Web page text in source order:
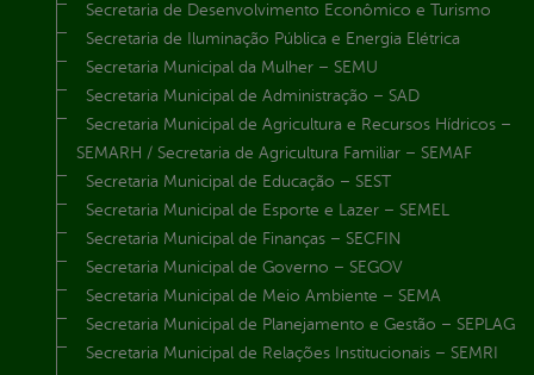
Secretaria de Desenvolvimento Econômico e Turismo
Secretaria de Iluminação Pública e Energia Elétrica
Secretaria Municipal da Mulher – SEMU
Secretaria Municipal de Administração – SAD
Secretaria Municipal de Agricultura e Recursos Hídricos –
SEMARH / Secretaria de Agricultura Familiar – SEMAF
Secretaria Municipal de Educação – SEST
Secretaria Municipal de Esporte e Lazer – SEMEL
Secretaria Municipal de Finanças – SECFIN
Secretaria Municipal de Governo – SEGOV
Secretaria Municipal de Meio Ambiente – SEMA
Secretaria Municipal de Planejamento e Gestão – SEPLAG
Secretaria Municipal de Relações Institucionais – SEMRI